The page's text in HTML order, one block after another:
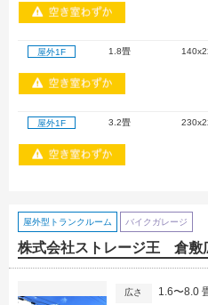
屋外1F 1.8畳
屋外1F 3.2畳
屋外型トランクルーム バイクガレージ
株式会社ストレージ王 倉敷
広さ 1.6〜8.0